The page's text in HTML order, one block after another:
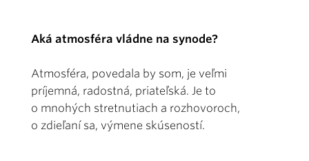
Aká atmosféra vládne na synode?
Atmosféra, povedala by som, je veľmi
príjemná, radostná, priateľská. Je to
o mnohých stretnutiach a rozhovoroch,
o zdieľaní sa, výmene skúseností.